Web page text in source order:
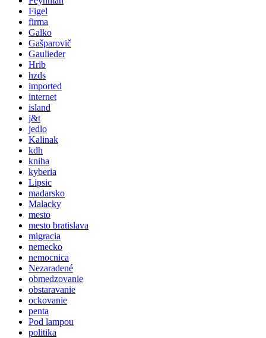
Figel
firma
Galko
Gašparovič
Gaulieder
Hrib
hzds
imported
internet
island
j&t
jedlo
Kalinak
kdh
kniha
kyberia
Lipsic
madarsko
Malacky
mesto
mesto bratislava
migracia
nemecko
nemocnica
Nezaradené
obmedzovanie
obstaravanie
ockovanie
penta
Pod lampou
politika